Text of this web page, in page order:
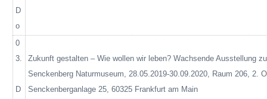
D
o
0
3.
D
Zukunft gestalten – Wie wollen wir leben? Wachsende Ausstellung
Senckenberg Naturmuseum, 28.05.2019-30.09.2020, Raum 206, 2.
Senckenberganlage 25, 60325 Frankfurt am Main